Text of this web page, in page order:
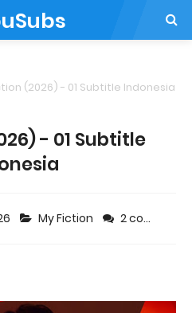
(2026) - 01 Subtitle Indonesia
- 01 Subtitle
My Fiction 2 comments